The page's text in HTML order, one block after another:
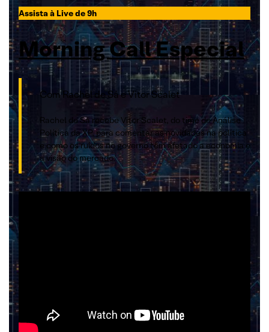
Assista à Live de 9h
Morning Call Especial
Com Rachel de Sá e Vitor Scalet
Rachel de Sá recebe Vitor Scalet, do time de Análise
Política da XP, para comentar as novidades na política
e como os ruídos no governo têm afetado a economia e
a visão do mercado.